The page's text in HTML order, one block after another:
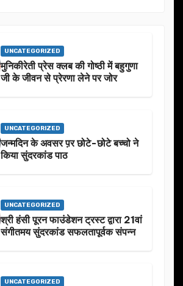
UNCATEGORIZED
मुनिकीरेती प्रेस क्लब की गोष्ठी में बहुगुणा
जी के जीवन से प्रेरणा लेने पर जोर
UNCATEGORIZED
जन्मदिन के अवसर प़र छोटे-छोटे बच्चो ने
किया सुंदरकांड पाठ
UNCATEGORIZED
श्री हंसी पूरन फाउंडेशन ट्रस्ट द्वारा 21वां
संगीतमय सुंदरकांड सफलतापूर्वक संपन्न
UNCATEGORIZED